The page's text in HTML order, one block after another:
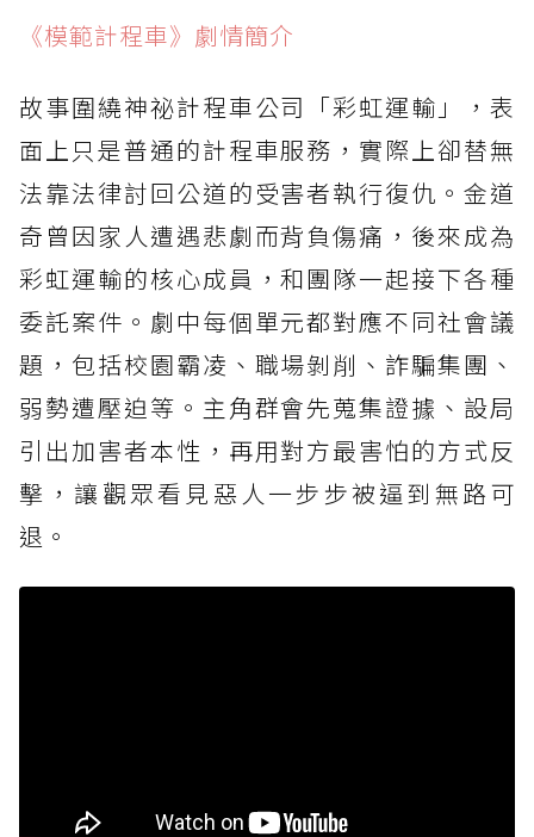
《模範計程車》劇情簡介
故事圍繞神祕計程車公司「彩虹運輸」，表
面上只是普通的計程車服務，實際上卻替無
法靠法律討回公道的受害者執行復仇。金道
奇曾因家人遭遇悲劇而背負傷痛，後來成為
彩虹運輸的核心成員，和團隊一起接下各種
委託案件。劇中每個單元都對應不同社會議
題，包括校園霸凌、職場剝削、詐騙集團、
弱勢遭壓迫等。主角群會先蒐集證據、設局
引出加害者本性，再用對方最害怕的方式反
擊，讓觀眾看見惡人一步步被逼到無路可
退。